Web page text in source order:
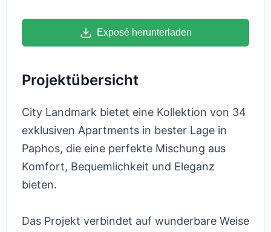
Exposé herunterladen
Projektübersicht
City Landmark bietet eine Kollektion von 34
exklusiven Apartments in bester Lage in
Paphos, die eine perfekte Mischung aus
Komfort, Bequemlichkeit und Eleganz
bieten.
Das Projekt verbindet auf wunderbare Weise